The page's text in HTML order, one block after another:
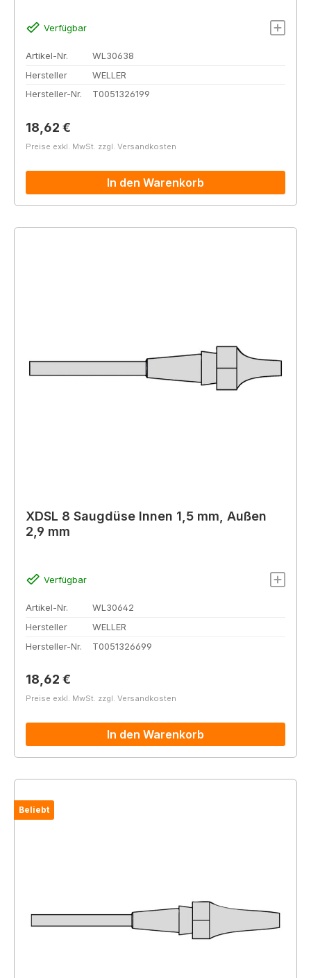
Verfügbar
Artikel-Nr.
WL30638
Hersteller
WELLER
Hersteller-Nr.
T0051326199
Regulärer Preis:
18,62 €
Preise exkl. MwSt. zzgl. Versandkosten
In den Warenkorb
XDSL 8 Saugdüse Innen 1,5 mm, Außen
2,9 mm
Verfügbar
Artikel-Nr.
WL30642
Hersteller
WELLER
Hersteller-Nr.
T0051326699
Regulärer Preis:
18,62 €
Preise exkl. MwSt. zzgl. Versandkosten
In den Warenkorb
Beliebt